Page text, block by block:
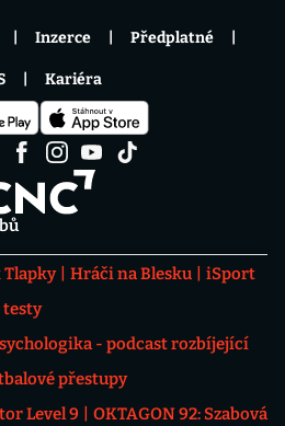
Tlapky Hráči na Blesku
iSport
testy
- podcast rozbíjející
přestupy
Level 9
OKTAGON 92: Szabová
Inzerce Předplatné
Kariéra